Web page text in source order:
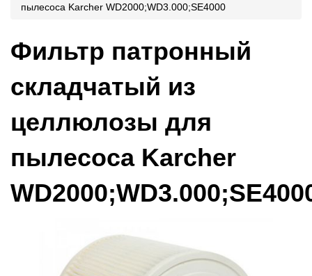
пылесоса Karcher WD2000;WD3.000;SE4000
Фильтр патронный
складчатый из
целлюлозы для
пылесоса Karcher